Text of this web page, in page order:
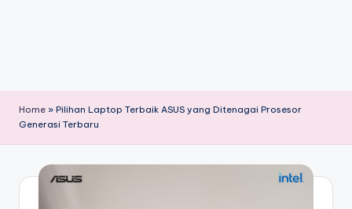
Home » Pilihan Laptop Terbaik ASUS yang Ditenagai Prosesor
Generasi Terbaru